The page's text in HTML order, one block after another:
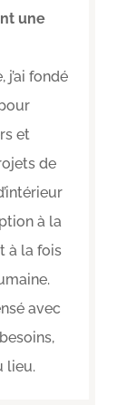
une
fondé
et
de
à la
à la fois
avec
lieu.